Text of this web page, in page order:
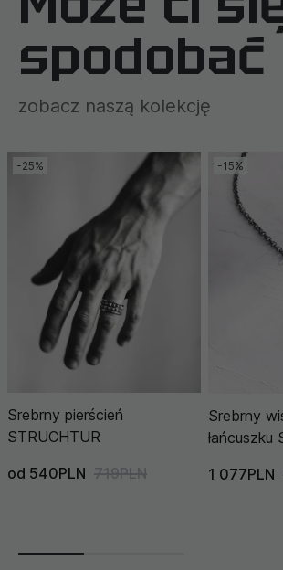
spodobać
zobacz naszą kolekcję
-25%
Srebrny pierścień
STRUCHTUR
od 540PLN 719PLN
-15%
Srebrny
łańcuszku
1 077PLN